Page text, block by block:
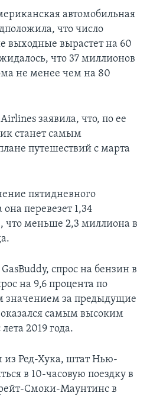
автомобильная
что число
выходные вырастет на 60
что 37 миллионов
не менее чем на 80
заявила, что, по ее
станет самым
путешествий с марта
пятидневного
перевезет 1,34
что меньше 2,3 миллиона в
спрос на бензин в
на 9,6 процента по
значением за предыдущие
самым высоким
2019 года.
из Ред-Хука, штат Нью-
в 10-часовую поездку в
Смоки-Маунтинс в